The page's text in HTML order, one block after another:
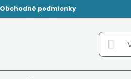
Obchodné podmienky